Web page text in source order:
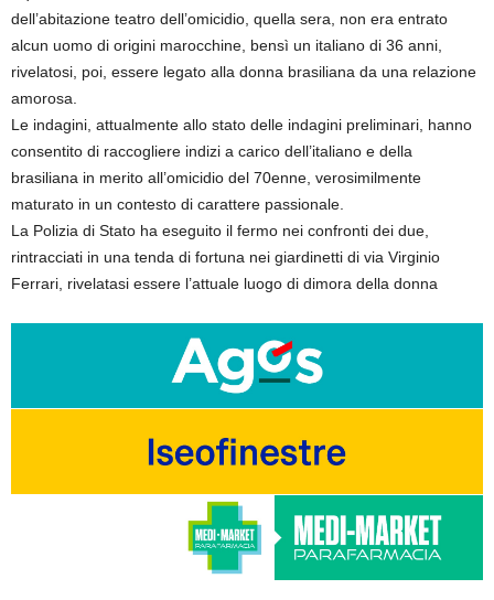
dell’abitazione teatro dell’omicidio, quella sera, non era entrato
alcun uomo di origini marocchine, bensì un italiano di 36 anni,
rivelatosi, poi, essere legato alla donna brasiliana da una relazione
amorosa.
Le indagini, attualmente allo stato delle indagini preliminari, hanno
consentito di raccogliere indizi a carico dell’italiano e della
brasiliana in merito all’omicidio del 70enne, verosimilmente
maturato in un contesto di carattere passionale.
La Polizia di Stato ha eseguito il fermo nei confronti dei due,
rintracciati in una tenda di fortuna nei giardinetti di via Virginio
Ferrari, rivelatasi essere l’attuale luogo di dimora della donna